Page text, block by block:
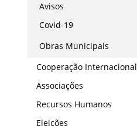
Avisos
Covid-19
Obras Municipais
Cooperação Internacional
Associações
Recursos Humanos
Eleições